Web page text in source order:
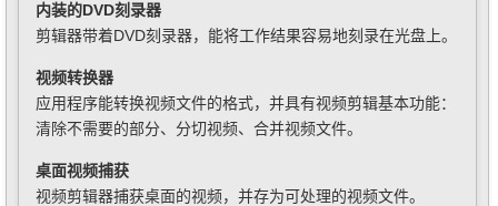
内装的DVD刻录器
剪辑器带着DVD刻录器，能将工作结果容易地刻录在光盘上。
视频转换器
应用程序能转换视频文件的格式，并具有视频剪辑基本功能：
清除不需要的部分、分切视频、合并视频文件。
桌面视频捕获
视频剪辑器捕获桌面的视频，并存为可处理的视频文件。